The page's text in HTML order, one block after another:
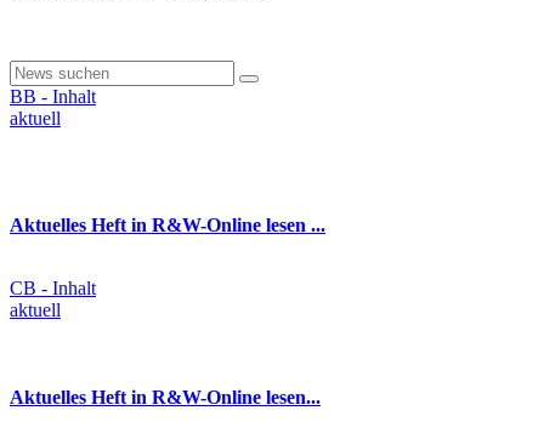
BB - Inhalt
aktuell
Aktuelles Heft in R&W-Online lesen ...
CB - Inhalt
aktuell
Aktuelles Heft in R&W-Online lesen...